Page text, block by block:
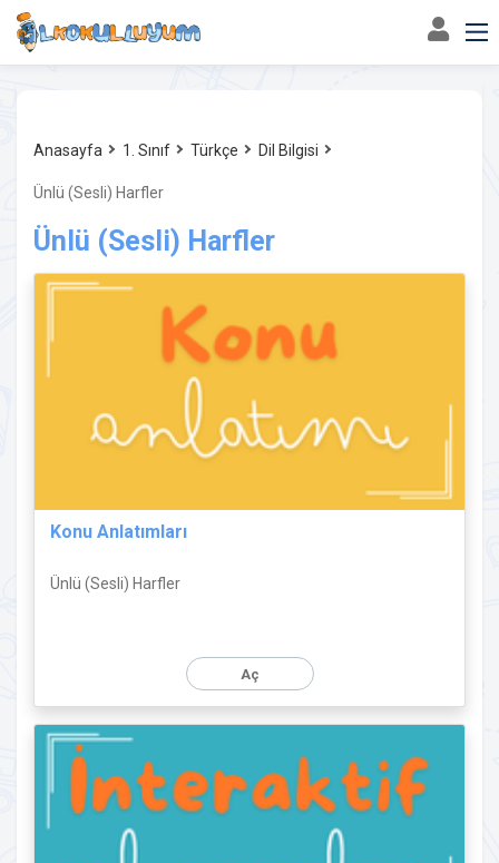
Anasayfa 1. Sınıf Türkçe Dil Bilgisi
Ünlü (Sesli) Harfler
Ünlü (Sesli) Harfler
Konu Anlatımları
Ünlü (Sesli) Harfler
Aç